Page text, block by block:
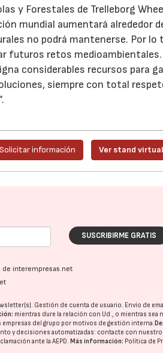
y Forestales de Trelleborg
mundial aumentará alrededor
no podrá mantenerse. Por lo
futuros retos medioambientales.
considerables recursos para
siempre con total
Solicitar información Ver stand virtual
SUSCRIBIRME GRATIS
de interempresas.net
Gestión de cuenta de usuario. Envío de
mientras dure la relación con Ud., o mientras sea
empresas del grupo por motivos de gestión interna.
y decisiones automatizadas: contacte con nuestro
ante laAEPD.Más información: Política de